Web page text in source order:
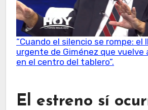
“Cuando el silencio se rompe: el
urgente de Giménez que vuelve
en el centro del tablero”.
El estreno sí